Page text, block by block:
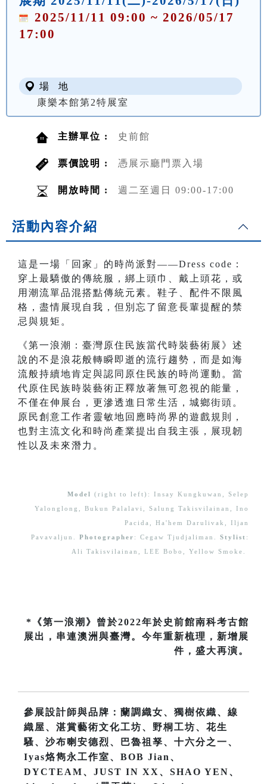
2025/11/11 09:00 ~ 2026/05/17
17:00
場 地
康樂本館第2特展室
主辦單位 : 史前館
票價說明 : 憑展示廳門票入場
開放時間 : 週二至週日 09:00-17:00
活動內容介紹
這是一場「回家」的時尚派對——Dress code：
穿上最驕傲的傳統服，綁上頭巾、戴上頭花，或
用潮流單品混搭點傳統元素。鞋子、配件不限風
格，盡情展現自我，但別忘了留意長輩提醒的禁
忌與規矩。
《第一浪潮：臺灣原住民族當代時裝藝術展》述
說的不是浪花般轉瞬即逝的流行趨勢，而是如海
流般持續地肯定與認同原住民族的時尚運動。當
代原住民族時裝藝術正釋放著無可忽視的能量，
不僅在伸展台，更滲透進日常生活，城鄉街頭。
原民創意工作者靈敏地回應時尚界的遊戲規則，
也對主流文化和時尚產業提出自我主張，展現韌
性以及未來潛力。
Model (right to left): Insay Kungkuwan, Selep
Yalonglong, Bukun Palalavi, Salung Takisvilainan, Ino
Pacida, Ha'hem Darulivak, Iljan
Pavavaljun. Photographer : Cegaw Tjudjaliman. Stylist :
Ali Takisvilainan, LEE Bobo, Yellow Smoke.
*《第一浪潮》曾於2022年於史前館南科考古館
展出，串連澳洲與臺灣。今年重新梳理，新增展
件，盛大再演。
參展設計師與品牌：蘭調織女、獨樹依織、線
織屋、湛賞藝術文化工坊、野桐工坊、花生
騷、沙布喇安德烈、巴魯祖孥、十六分之一、
Iyas烙雋永工作室、BOB Jian、
DYCTEAM、JUST IN XX、SHAO YEN、